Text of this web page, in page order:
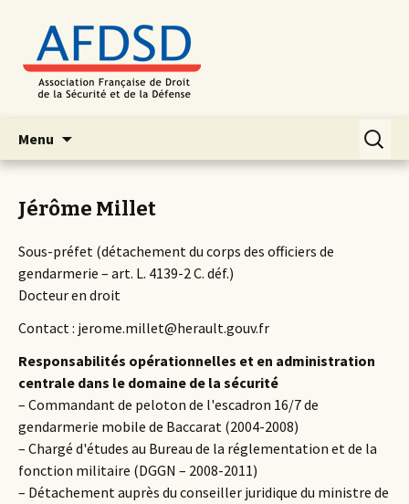
Menu
contenu
Jérôme Millet
Sous-préfet (détachement du corps des officiers de
gendarmerie – art. L. 4139-2 C. déf.)
Docteur en droit
Contact : jerome.millet@herault.gouv.fr
Responsabilités opérationnelles et en administration
centrale dans le domaine de la sécurité
– Commandant de peloton de l'escadron 16/7 de
gendarmerie mobile de Baccarat (2004-2008)
– Chargé d'études au Bureau de la réglementation et de la
fonction militaire (DGGN – 2008-2011)
– Détachement auprès du conseiller juridique du ministre de